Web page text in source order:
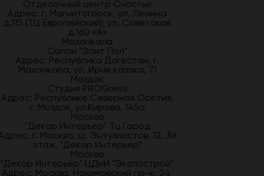
Отделочный центр Счастье
Адрес: г. Магнитогорск, ул. Ленина
д.115 (ТЦ Европейский); ул. Советская
д.160 «А»
Махачкала
Салон "Элит Пол"
Адрес: Республика Дагестан, г.
Махачкала, ул. Ирчи казака, 71
Моздок
Студия PROGress
Адрес: Республике Северная Осетия,
г. Моздок, ул.Кирова, 145а
Москва
"Декор Интерьер" Тц Город
г. Москва, ш. Энтузиастов, 12, 3й
этаж, "Декор Интерьер"
Москва
"Декор Интерьер" ЦДиИ "Экспострой"
Адрес: Москва, Нахимовский пр-к, 24,